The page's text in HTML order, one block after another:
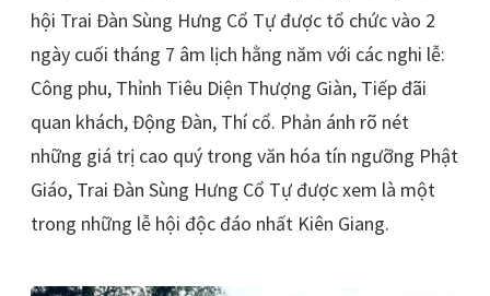
hội Trai Đàn Sùng Hưng Cổ Tự được tổ chức vào 2
ngày cuối tháng 7 âm lịch hằng năm với các nghi lễ:
Công phu, Thỉnh Tiêu Diện Thượng Giàn, Tiếp đãi
quan khách, Động Đàn, Thí cổ. Phản ánh rõ nét
những giá trị cao quý trong văn hóa tín ngưỡng Phật
Giáo, Trai Đàn Sùng Hưng Cổ Tự được xem là một
trong những lễ hội độc đáo nhất Kiên Giang.